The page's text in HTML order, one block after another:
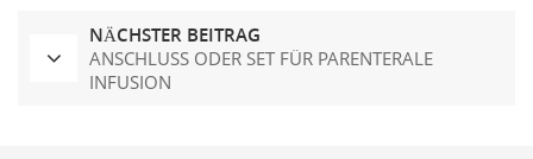
NÄCHSTER BEITRAG
ANSCHLUSS ODER SET FÜR PARENTERALE
INFUSION